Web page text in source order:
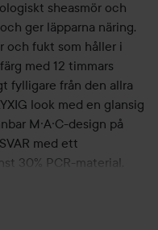
sheasmör och
ger läpparna näring.
och fukt som håller i
med 12 timmars
fylligare från den allra
look med en glansig
M·A·C-design på
med ett
30% PCR-material.
världen må
och fräsch nyans